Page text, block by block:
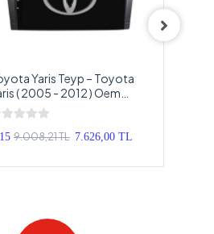
Yaris Teyp – Toyota
( 2005 - 2012 ) Oem
Multimedya – Toyota
Android Double Teyp
9.008,21 TL 7.626,00 TL